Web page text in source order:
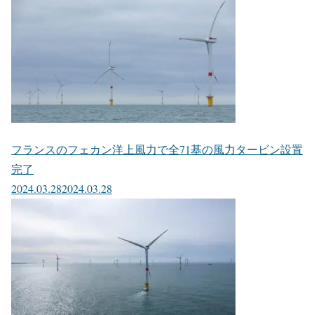
フランスのフェカン洋上風力で全71基の風力タービン設置
完了
2024.03.282024.03.28